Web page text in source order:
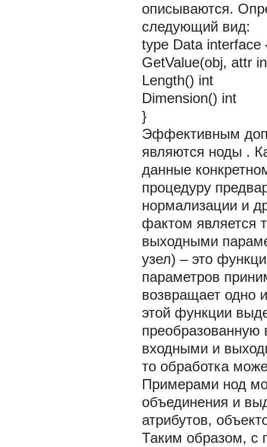
описываются.
следующий вид:
type Data interface
GetValue(obj, attr
Length() int
Dimension() int
}
Эффективным
являются ноды .
данные
процедуру
нормализации и
фактом является
выходными
узел) – это
параметров
возвращает одно
этой функции
преобразованную
входными и
то обработка
Примерами нод
объединения и
атрибутов,
Таким образом, с